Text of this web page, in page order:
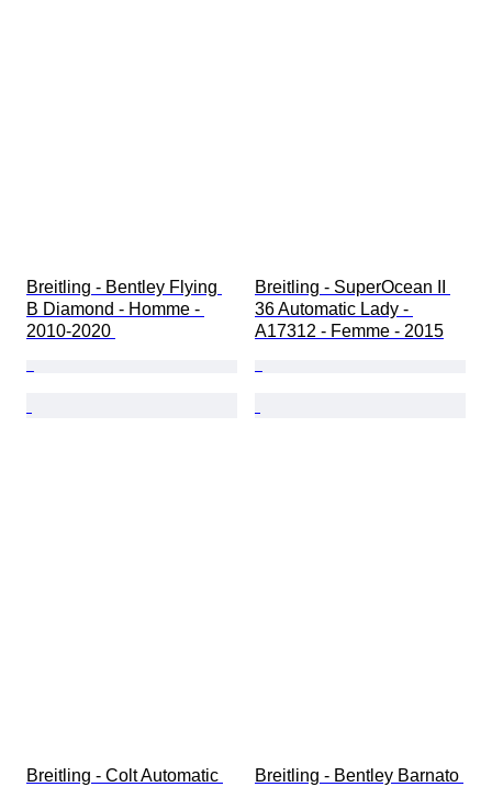
Breitling - Bentley Flying
B Diamond - Homme -
2010-2020
Breitling - SuperOcean II
36 Automatic Lady -
A17312 - Femme - 2015
Breitling - Colt Automatic
Breitling - Bentley Barnato